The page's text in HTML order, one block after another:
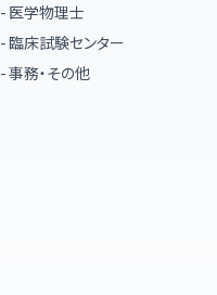
医学物理士
臨床試験センター
事務・その他